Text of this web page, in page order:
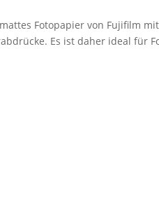
Fotopapier von Fujifilm
Es ist daher ideal für